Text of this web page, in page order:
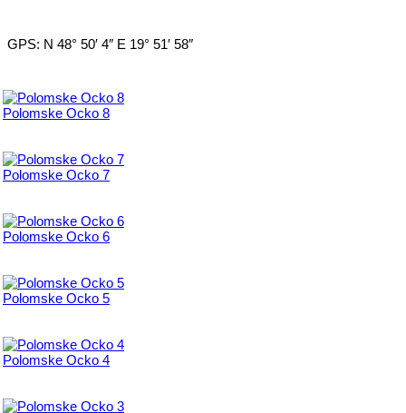
GPS: N 48° 50′ 4″ E 19° 51′ 58″
Polomske Ocko 8
Polomske Ocko 7
Polomske Ocko 6
Polomske Ocko 5
Polomske Ocko 4